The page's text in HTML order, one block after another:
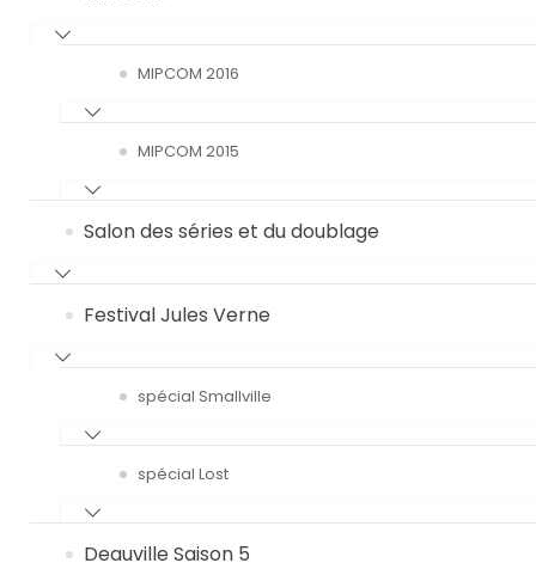
MIPCOM 2016
MIPCOM 2015
Salon des séries et du doublage
Festival Jules Verne
spécial Smallville
spécial Lost
Deauville Saison 5